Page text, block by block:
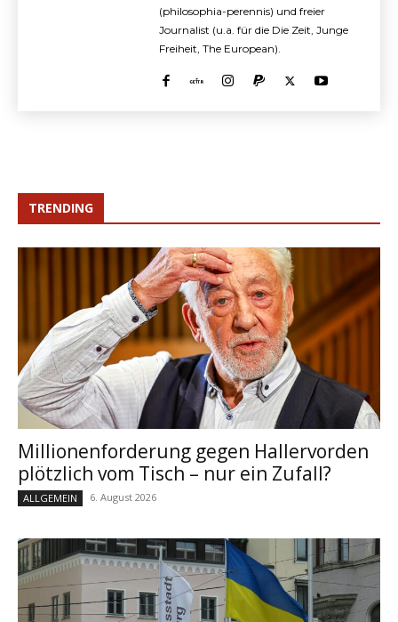
(philosophia-perennis) und freier
Journalist (u.a. für die Die Zeit, Junge
Freiheit, The European).
TRENDING
Millionenforderung gegen Hallervorden
plötzlich vom Tisch – nur ein Zufall?
ALLGEMEIN 6. August 2026